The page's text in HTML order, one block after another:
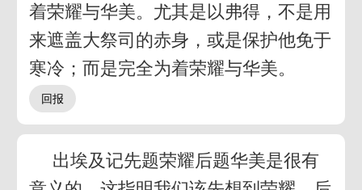
着荣耀与华美。尤其是以弗得，不是用
来遮盖大祭司的赤身，或是保护他免于
寒冷；而是完全为着荣耀与华美。
出埃及记先题荣耀后题华美是很有